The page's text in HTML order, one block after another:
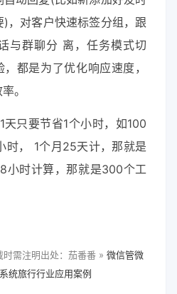
，对客户快速标签分组，跟
与群聊分 离，任务模式切
都是为了优化响应速度，
。
天只要节省1个小时，如100
时， 1个月25天计，那就是
小时计算，那就是300个工
需注明出处：茄番番 » 微信管微
统旅行行业应用案例